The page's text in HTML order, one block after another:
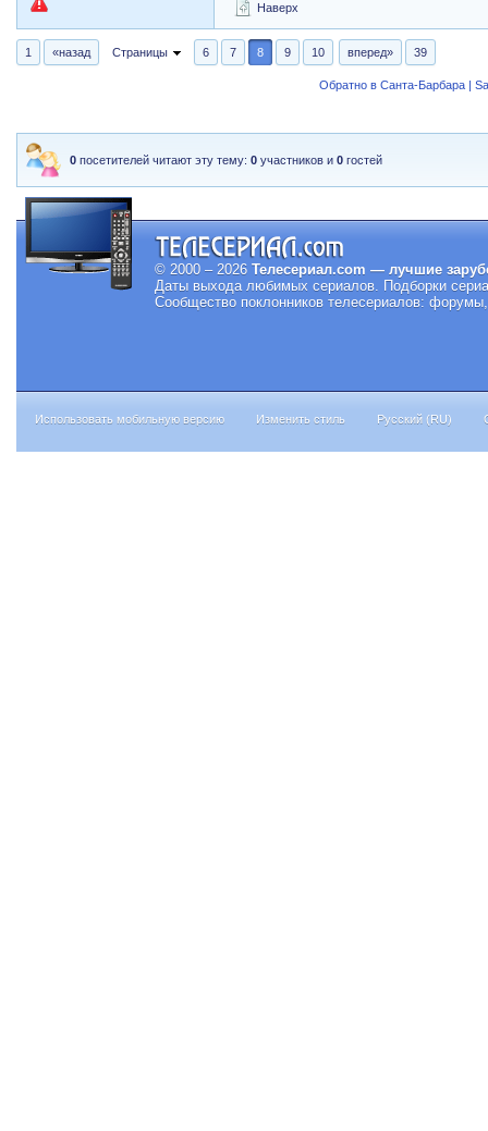
Наверх
1 «назад Страницы 6 7 8 9 10 вперед» 39
Обратно в Санта-Барбара |
0 посетителей читают эту тему:0 участников и0 гостей
© 2000 – 2026 Телесериал.com — лучшие
Даты выхода любимых сериалов. Подборки
Сообщество поклонников телесериалов:
Использовать мобильную версию Изменить стиль Русский (RU)